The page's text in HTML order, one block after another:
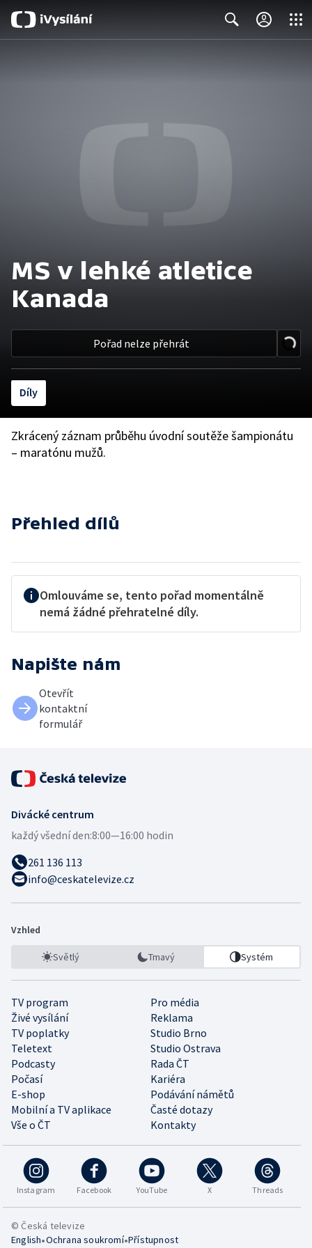
MS v lehké atletice
Kanada
Pořad nelze přehrát
Díly
Zkrácený záznam průběhu úvodní soutěže šampionátu
– maratónu mužů.
Přehled dílů
Omlouváme se, tento pořad momentálně
nemá žádné přehratelné díly.
Napište nám
Otevřít
kontaktní
formulář
Divácké centrum
každý všední den:8:00—16:00 hodin
261 136 113
info@ceskatelevize.cz
Vzhled
Světlý Tmavý Systém
TV program
Pro média
Živé vysílání
Reklama
TV poplatky
Studio Brno
Teletext
Studio Ostrava
Podcasty
Rada ČT
Počasí
Kariéra
E-shop
Podávání námětů
Mobilní a TV aplikace
Časté dotazy
Vše o ČT
Kontakty
Instagram Facebook YouTube X Threads
© Česká televize
English•Ochrana soukromí•Přístupnost